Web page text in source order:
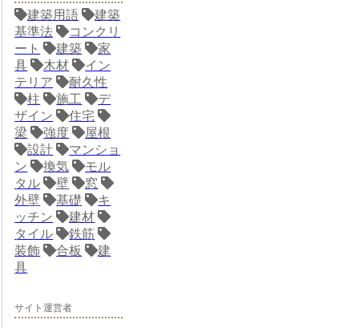
建築用語
建築
基準法
コンクリ
ート
建築
家
具
木材
イン
テリア
耐久性
柱
施工
デ
ザイン
住宅
梁
強度
屋根
設計
マンショ
ン
換気
モル
タル
壁
窓
外壁
基礎
キ
ッチン
建材
タイル
鉄筋
装飾
合板
建
具
サイト運営者